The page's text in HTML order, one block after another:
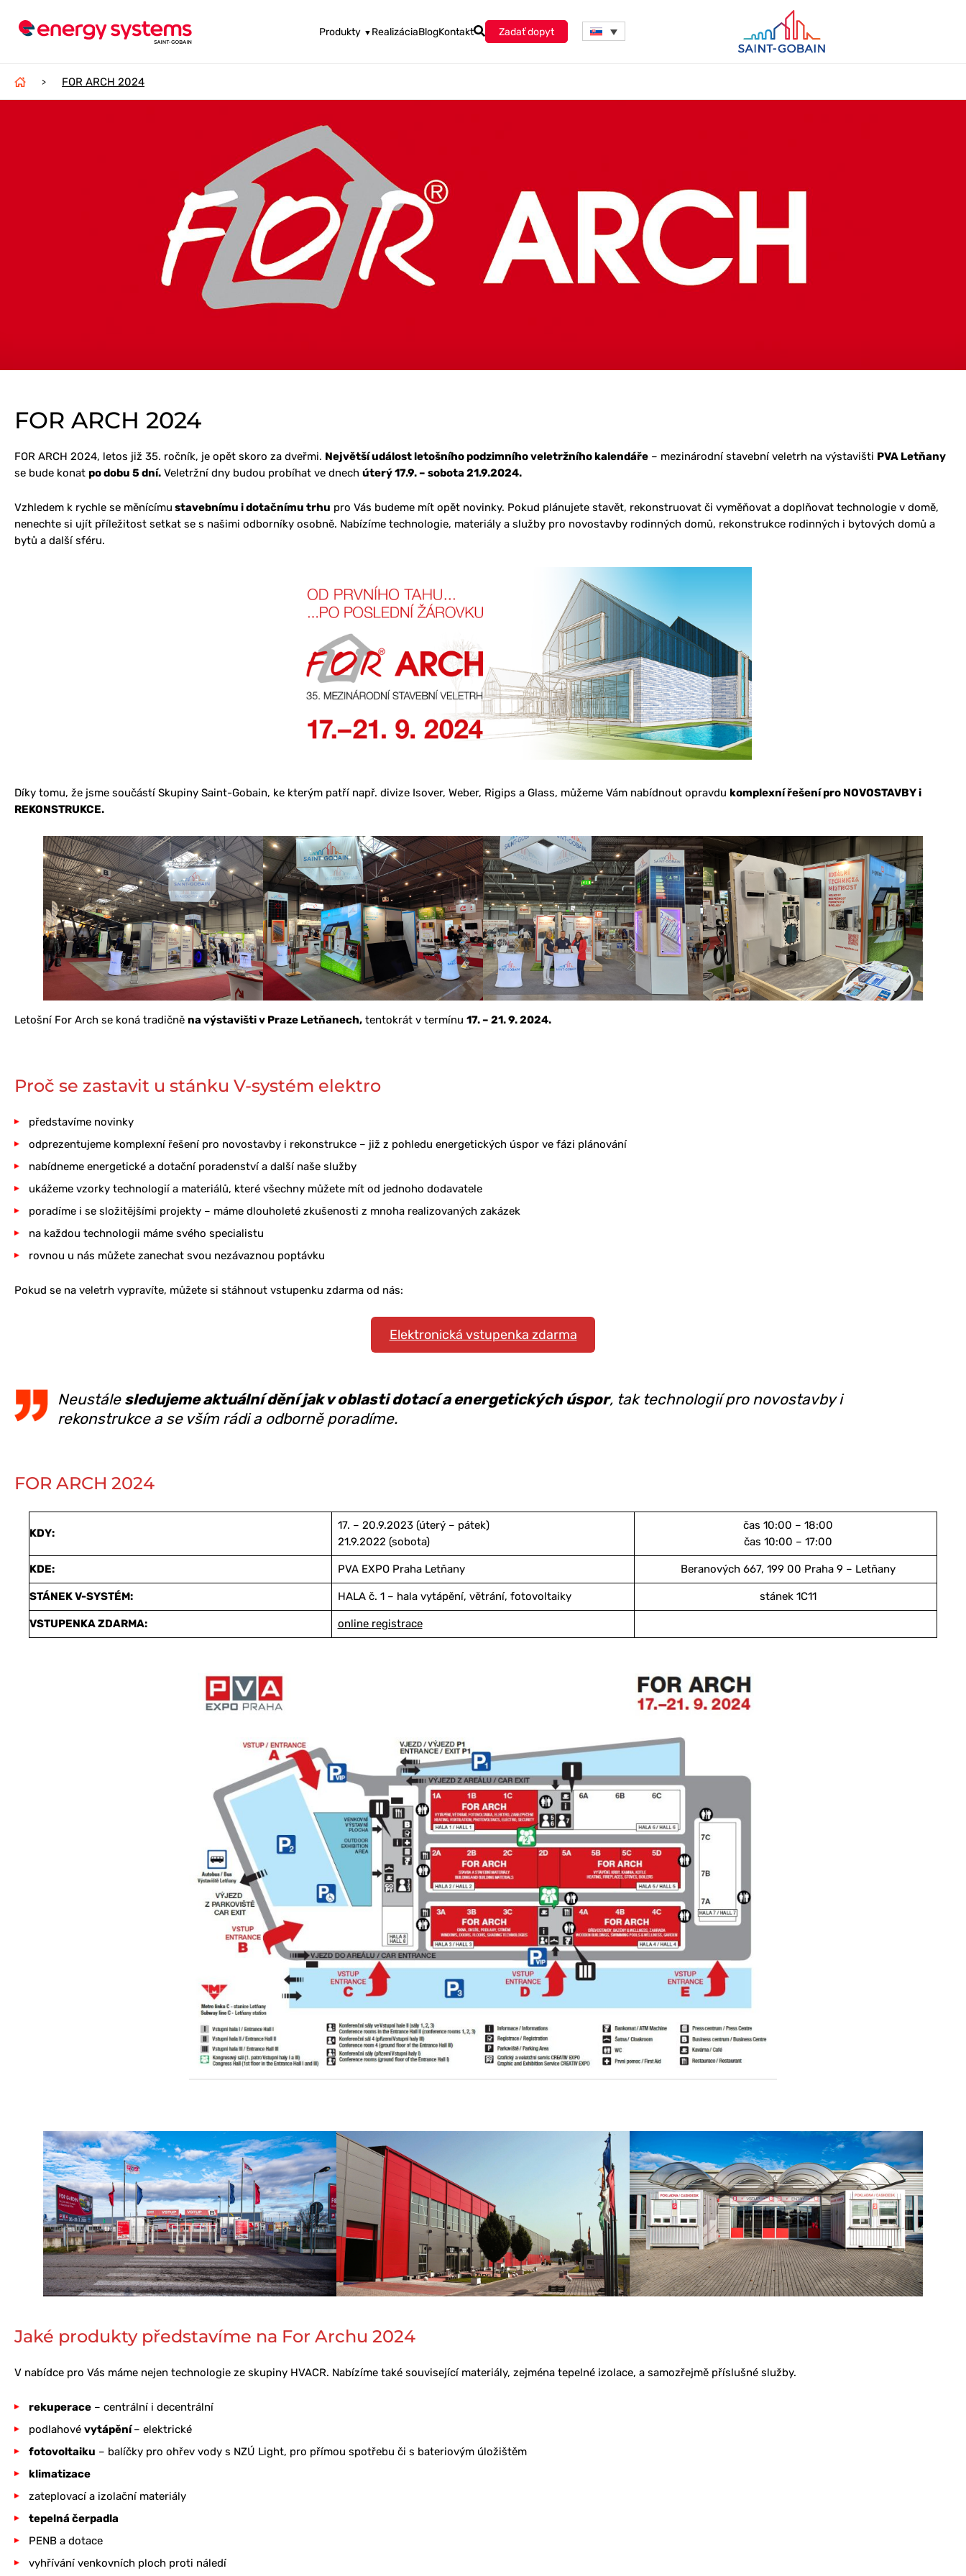
Produkty ▼ RealizáciaBlogKontakt Zadať dopyt
> FOR ARCH 2024
FOR ARCH 2024
FOR ARCH 2024, letos již 35. ročník, je opět skoro za dveřmi. Největší událost letošního podzimního veletržního kalendáře – mezinárodní stavební veletrh na výstavišti PVA Letňany
se bude konat po dobu 5 dní. Veletržní dny budou probíhat ve dnech úterý 17.9. – sobota 21.9.2024.
Vzhledem k rychle se měnícímu stavebnímu i dotačnímu trhu pro Vás budeme mít opět novinky. Pokud plánujete stavět, rekonstruovat či vyměňovat a doplňovat technologie v domě,
nenechte si ujít příležitost setkat se s našimi odborníky osobně. Nabízíme technologie, materiály a služby pro novostavby rodinných domů, rekonstrukce rodinných i bytových domů a
bytů a další sféru.
Díky tomu, že jsme součástí Skupiny Saint-Gobain, ke kterým patří např. divize Isover, Weber, Rigips a Glass, můžeme Vám nabídnout opravdu komplexní řešení pro NOVOSTAVBY i
REKONSTRUKCE.
Letošní For Arch se koná tradičně na výstavišti v Praze Letňanech, tentokrát v termínu 17. – 21. 9. 2024.
Proč se zastavit u stánku V-systém elektro
představíme novinky
odprezentujeme komplexní řešení pro novostavby i rekonstrukce – již z pohledu energetických úspor ve fázi plánování
nabídneme energetické a dotační poradenství a další naše služby
ukážeme vzorky technologií a materiálů, které všechny můžete mít od jednoho dodavatele
poradíme i se složitějšími projekty – máme dlouholeté zkušenosti z mnoha realizovaných zakázek
na každou technologii máme svého specialistu
rovnou u nás můžete zanechat svou nezávaznou poptávku
Pokud se na veletrh vypravíte, můžete si stáhnout vstupenku zdarma od nás:
Elektronická vstupenka zdarma
Neustále sledujeme aktuální dění jak v oblasti dotací a energetických úspor, tak technologií pro novostavby i
rekonstrukce a se vším rádi a odborně poradíme.
FOR ARCH 2024
KDY:
17. – 20.9.2023 (úterý – pátek)
21.9.2022 (sobota)
čas 10:00 – 18:00
čas 10:00 – 17:00
KDE: PVA EXPO Praha Letňany Beranových 667, 199 00 Praha 9 – Letňany
STÁNEK V-SYSTÉM: HALA č. 1 – hala vytápění, větrání, fotovoltaiky stánek 1C11
VSTUPENKA ZDARMA: online registrace
Jaké produkty představíme na For Archu 2024
V nabídce pro Vás máme nejen technologie ze skupiny HVACR. Nabízíme také související materiály, zejména tepelné izolace, a samozřejmě příslušné služby.
rekuperace – centrální i decentrální
podlahové vytápění– elektrické
fotovoltaiku – balíčky pro ohřev vody s NZÚ Light, pro přímou spotřebu či s bateriovým úložištěm
klimatizace
zateplovací a izolační materiály
tepelná čerpadla
PENB a dotace
vyhřívání venkovních ploch proti náledí